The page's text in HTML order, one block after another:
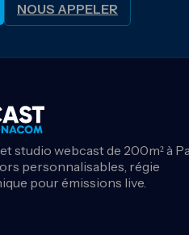
NOUS APPELER
studio webcast de 200m² à
personnalisables, régie
pour émissions live.